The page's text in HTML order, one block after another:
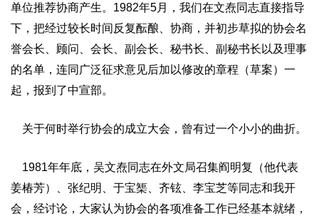
单位推荐协商产生。1982年5月，我们在文焘同志直接指导
下，把经过较长时间反复酝酿、协商，并初步草拟的协会名
誉会长、顾问、会长、副会长、秘书长、副秘书长以及理事
的名单，连同广泛征求意见后加以修改的章程（草案）一
起，报到了中宣部。
关于何时举行协会的成立大会，曾有过一个小小的曲折。
1981年年底，吴文焘同志在外文局召集阎明复（他代表
姜椿芳）、张纪明、于宝榘、齐铉、李宝芝等同志和我开
会，经讨论，大家认为协会的各项准备工作已经基本就绪，